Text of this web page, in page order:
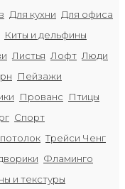
Для кухни Для офиса
Киты и дельфины
Листья Лофт Люди
Пейзажи
Прованс
Птицы
Спорт
Трейси Ченг
Фламинго
и текстуры